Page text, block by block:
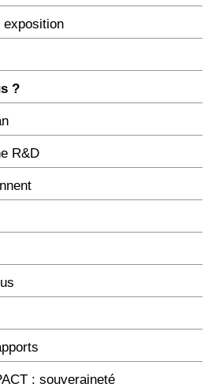
exposition
?
R&D
: souveraineté